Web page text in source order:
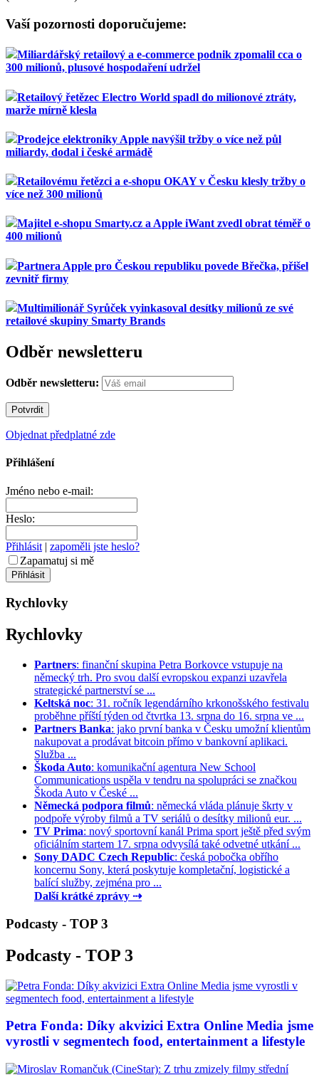
Vaší pozornosti doporučujeme:
Miliardářský retailový a e-commerce podnik zpomalil cca o
300 milionů, plusové hospodaření udržel
Retailový řetězec Electro World spadl do milionové ztráty,
marže mírně klesla
Prodejce elektroniky Apple navýšil tržby o více než půl
miliardy, dodal i české armádě
Retailovému řetězci a e-shopu OKAY v Česku klesly tržby o
více než 300 milionů
Majitel e-shopu Smarty.cz a Apple iWant zvedl obrat téměř o
400 milionů
Partnera Apple pro Českou republiku povede Břečka, přišel
zevnitř firmy
Multimilionář Syrůček vyinkasoval desítky milionů ze své
retailové skupiny Smarty Brands
Odběr newsletteru
Odběr newsletteru:
Objednat předplatné zde
Přihlášení
Jméno nebo e-mail:
Heslo:
Přihlásit | zapoměli jste heslo?
Zapamatuj si mě
Rychlovky
Rychlovky
Partners: finanční skupina Petra Borkovce vstupuje na
německý trh. Pro svou další evropskou expanzi uzavřela
strategické partnerství se ...
Keltská noc: 31. ročník legendárního krkonošského festivalu
proběhne příští týden od čtvrtka 13. srpna do 16. srpna ve ...
Partners Banka: jako první banka v Česku umožní klientům
nakupovat a prodávat bitcoin přímo v bankovní aplikaci.
Služba ...
Škoda Auto: komunikační agentura New School
Communications uspěla v tendru na spolupráci se značkou
Škoda Auto v České ...
Německá podpora filmů: německá vláda plánuje škrty v
podpoře výroby filmů a TV seriálů o desítky milionů eur. ...
TV Prima: nový sportovní kanál Prima sport ještě před svým
oficiálním startem 17. srpna odvysílá také odvetné utkání ...
Sony DADC Czech Republic: česká pobočka obřího
koncernu Sony, která poskytuje kompletační, logistické a
balící služby, zejména pro ...
Další krátké zprávy ⇢
Podcasty - TOP 3
Podcasty - TOP 3
Petra Fonda: Díky akvizici Extra Online Media jsme
vyrostli v segmentech food, entertainment a lifestyle